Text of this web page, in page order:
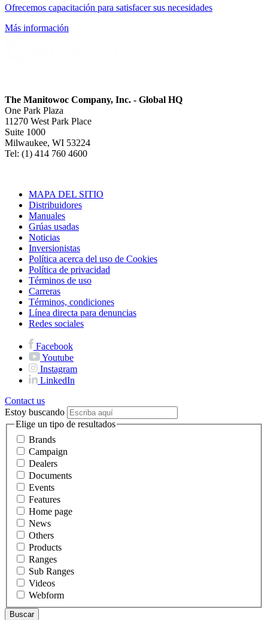
Ofrecemos capacitación para satisfacer sus necesidades
Más información
The Manitowoc Company, Inc. - Global HQ
One Park Plaza
11270 West Park Place
Suite 1000
Milwaukee, WI 53224
Tel: (1) 414 760 4600
MAPA DEL SITIO
Distribuidores
Manuales
Grúas usadas
Noticias
Inversionistas
Política acerca del uso de Cookies
Política de privacidad
Términos de uso
Carreras
Términos, condiciones
Línea directa para denuncias
Redes sociales
Facebook
Youtube
Instagram
LinkedIn
Contact us
Estoy buscando
Elige un tipo de resultados
Brands
Campaign
Dealers
Documents
Events
Features
Home page
News
Others
Products
Ranges
Sub Ranges
Videos
Webform